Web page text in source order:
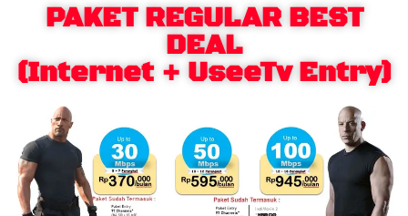
PAKET REGULAR BEST
DEAL
(Internet + UseeTv Entry)